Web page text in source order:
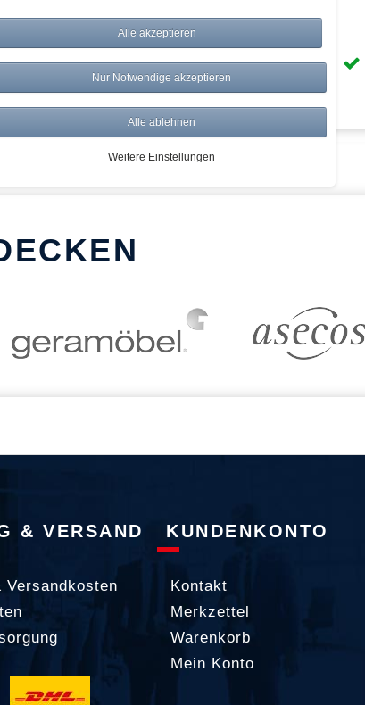
AWWM:
Risikolos: 14 Tage Rückgabe
Über 20.000 Artikel
& VERSAND
Versandkosten
KUNDENKONTO
Kontakt
Merkzettel
Warenkorb
Mein Konto
Alle akzeptieren
Nur Notwendige akzeptieren
Alle ablehnen
Weitere Einstellungen